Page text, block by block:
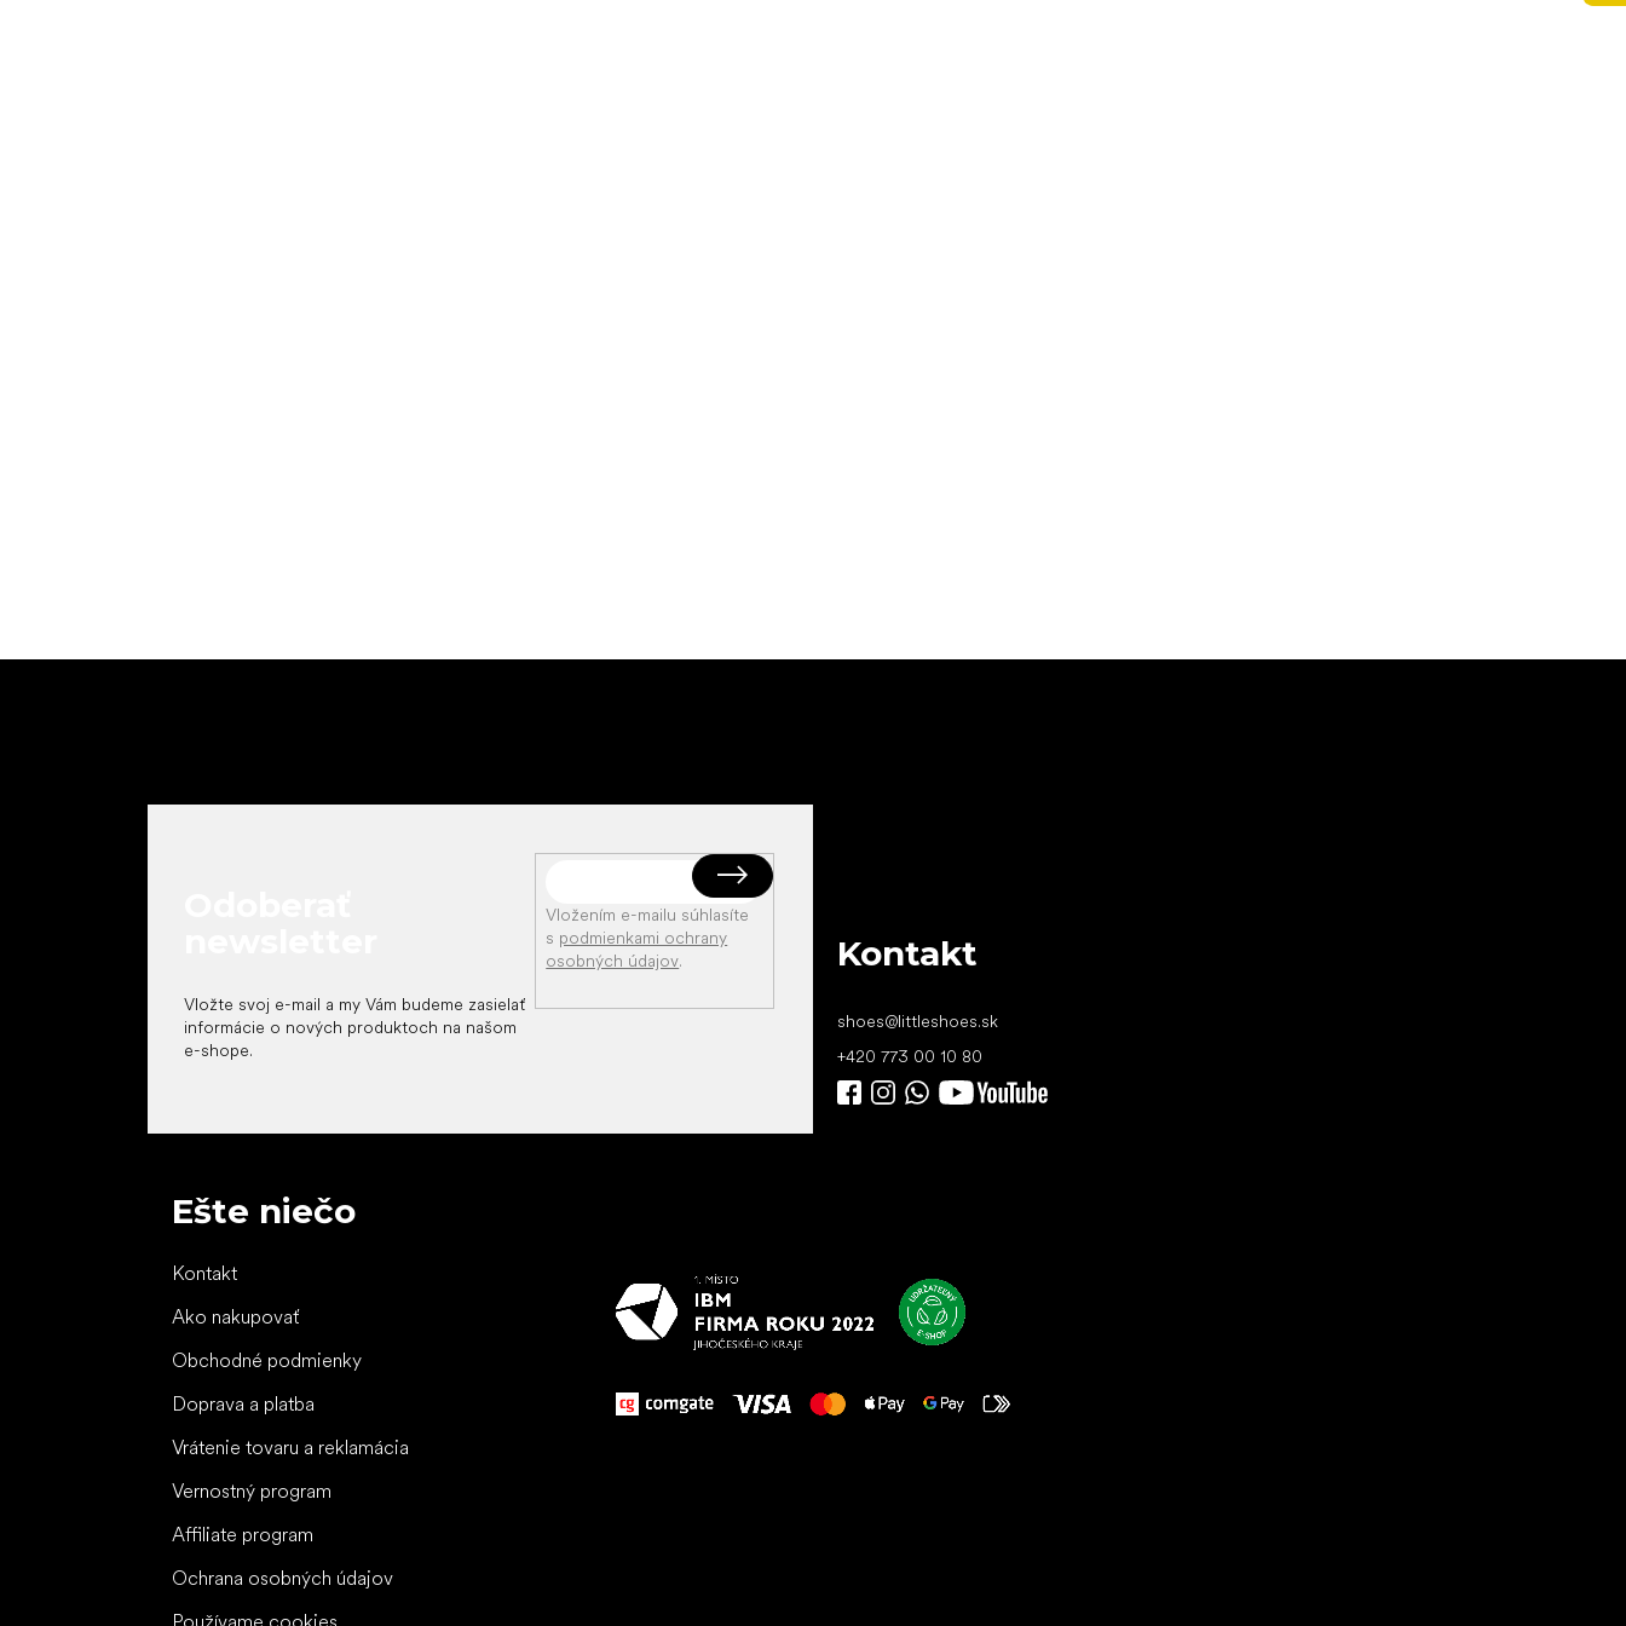
Vložte svoj e-mail a my Vám budeme zasielať
informácie o nových produktoch na našom
e-shope.
Vložením e-mailu súhlasíte
s podmienkami ochrany
osobných údajov. Kontakt
shoes@littleshoes.sk
+420 773 00 10 80
Ešte niečo
Kontakt
Ako nakupovať
Obchodné podmienky
Doprava a platba
Vrátenie tovaru a reklamácia
Vernostný program
Affiliate program
Ochrana osobných údajov